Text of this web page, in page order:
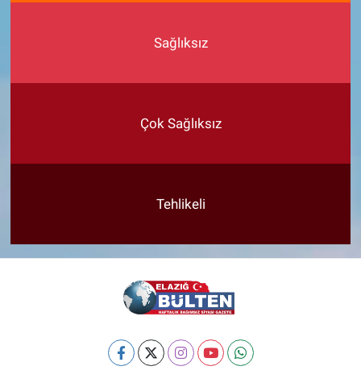
Sağlıksız
Çok Sağlıksız
Tehlikeli